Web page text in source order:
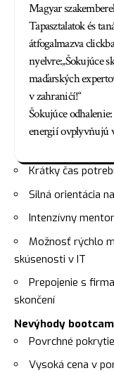
Magyar
Tapasztalatok és
átfogalmazva
nyelvre:„Šokujúce
maďarských
v zahraničí!“
Šokujúce
energií ovplyvňujú
Krátky čas
Silná orientácia
Intenzívny
Možnosť rýchlo
skúsenosti v IT
Prepojenie s
skončení
Nevýhody
Povrchné
Vysoká cena v